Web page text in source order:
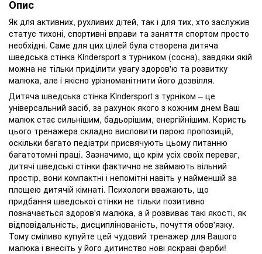
Опис
Як для активних, рухливих дітей, так і для тих, хто заслужив
статус тихоні, спортивні вправи та заняття спортом просто
необхідні. Саме для цих цілей була створена дитяча
шведська стінка Kindersport з турником (сосна), завдяки якій
можна не тільки приділити увагу здоров'ю та розвитку
малюка, але і якісно урізноманітнити його дозвілля.
Дитяча шведська стінка Kindersport з турніком – це
універсальний засіб, за рахунок якого з кожним днем Ваш
малюк стає сильнішим, бадьорішим, енергійнішим. Користь
цього тренажера складно висловити парою пропозицій,
оскільки багато педіатри присвячують цьому питанню
багатотомні праці. Зазначимо, що крім усіх своїх переваг,
дитячі шведські стінки фактично не займають вільний
простір, вони компактні і непомітні навіть у найменшій за
площею дитячій кімнаті. Психологи вважають, що
придбання шведської стінки не тільки позитивно
позначається здоров'я малюка, а й розвиває такі якості, як
відповідальність, дисциплінованість, почуття обов'язку.
Тому сміливо купуйте цей чудовий тренажер для Вашого
малюка і внесіть у його дитинство нові яскраві фарби!